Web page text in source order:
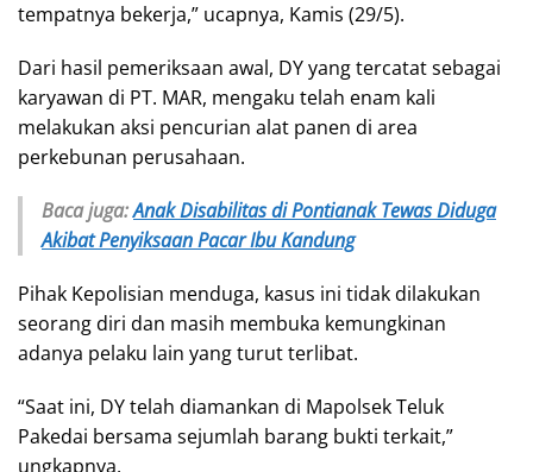
tempatnya bekerja,” ucapnya, Kamis (29/5).
Dari hasil pemeriksaan awal, DY yang tercatat sebagai
karyawan di PT. MAR, mengaku telah enam kali
melakukan aksi pencurian alat panen di area
perkebunan perusahaan.
Baca juga:Anak Disabilitas di Pontianak Tewas Diduga
Akibat Penyiksaan Pacar Ibu Kandung
Pihak Kepolisian menduga, kasus ini tidak dilakukan
seorang diri dan masih membuka kemungkinan
adanya pelaku lain yang turut terlibat.
“Saat ini, DY telah diamankan di Mapolsek Teluk
Pakedai bersama sejumlah barang bukti terkait,”
ungkapnya.